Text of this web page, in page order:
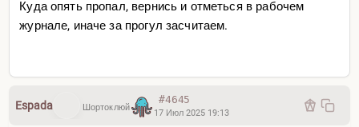
Куда опять пропал, вернись и отметься в рабочем
журнале, иначе за прогул засчитаем.
Espada Шортоклюй
#4645
17 Июл 2025 19:13